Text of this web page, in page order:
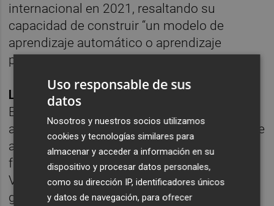
internacional en 2021, resaltando su
capacidad de construir “un modelo de
aprendizaje automático o aprendizaje
profundo con solo 3-4 clics”.
Los retos de la IA
En la mesa redonda se analizó el estado
actual de la IA, los retos de la sociedad frente
a los avances en este campo y su impacto
futuro en los seres humanos. Abrió el fuego
Vicent Botti con una reflexión a nivel
geoestratégico: “Europa tiene que hacer un
Uso responsable de sus
datos
Nosotros y nuestros socios utilizamos
cookies y tecnologías similares para
almacenar y acceder a información en su
dispositivo y procesar datos personales,
como su dirección IP, identificadores únicos
y datos de navegación, para ofrecer